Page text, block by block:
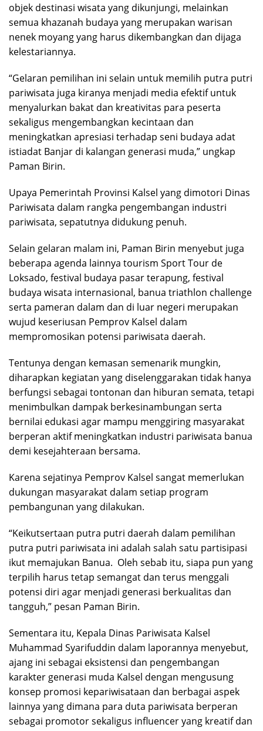
objek destinasi wisata yang dikunjungi, melainkan
semua khazanah budaya yang merupakan warisan
nenek moyang yang harus dikembangkan dan dijaga
kelestariannya.
“Gelaran pemilihan ini selain untuk memilih putra putri
pariwisata juga kiranya menjadi media efektif untuk
menyalurkan bakat dan kreativitas para peserta
sekaligus mengembangkan kecintaan dan
meningkatkan apresiasi terhadap seni budaya adat
istiadat Banjar di kalangan generasi muda,” ungkap
Paman Birin.
Upaya Pemerintah Provinsi Kalsel yang dimotori Dinas
Pariwisata dalam rangka pengembangan industri
pariwisata, sepatutnya didukung penuh.
Selain gelaran malam ini, Paman Birin menyebut juga
beberapa agenda lainnya tourism Sport Tour de
Loksado, festival budaya pasar terapung, festival
budaya wisata internasional, banua triathlon challenge
serta pameran dalam dan di luar negeri merupakan
wujud keseriusan Pemprov Kalsel dalam
mempromosikan potensi pariwisata daerah.
Tentunya dengan kemasan semenarik mungkin,
diharapkan kegiatan yang diselenggarakan tidak hanya
berfungsi sebagai tontonan dan hiburan semata, tetapi
menimbulkan dampak berkesinambungan serta
bernilai edukasi agar mampu menggiring masyarakat
berperan aktif meningkatkan industri pariwisata banua
demi kesejahteraan bersama.
Karena sejatinya Pemprov Kalsel sangat memerlukan
dukungan masyarakat dalam setiap program
pembangunan yang dilakukan.
“Keikutsertaan putra putri daerah dalam pemilihan
putra putri pariwisata ini adalah salah satu partisipasi
ikut memajukan Banua. Oleh sebab itu, siapa pun yang
terpilih harus tetap semangat dan terus menggali
potensi diri agar menjadi generasi berkualitas dan
tangguh,” pesan Paman Birin.
Sementara itu, Kepala Dinas Pariwisata Kalsel
Muhammad Syarifuddin dalam laporannya menyebut,
ajang ini sebagai eksistensi dan pengembangan
karakter generasi muda Kalsel dengan mengusung
konsep promosi kepariwisataan dan berbagai aspek
lainnya yang dimana para duta pariwisata berperan
sebagai promotor sekaligus influencer yang kreatif dan